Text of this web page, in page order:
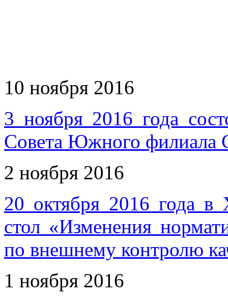
10 ноября 2016
3 ноября 2016 года
Совета Южного
2 ноября 2016
20 октября 2016 года в
стол «Изменения
по внешнему контролю
1 ноября 2016